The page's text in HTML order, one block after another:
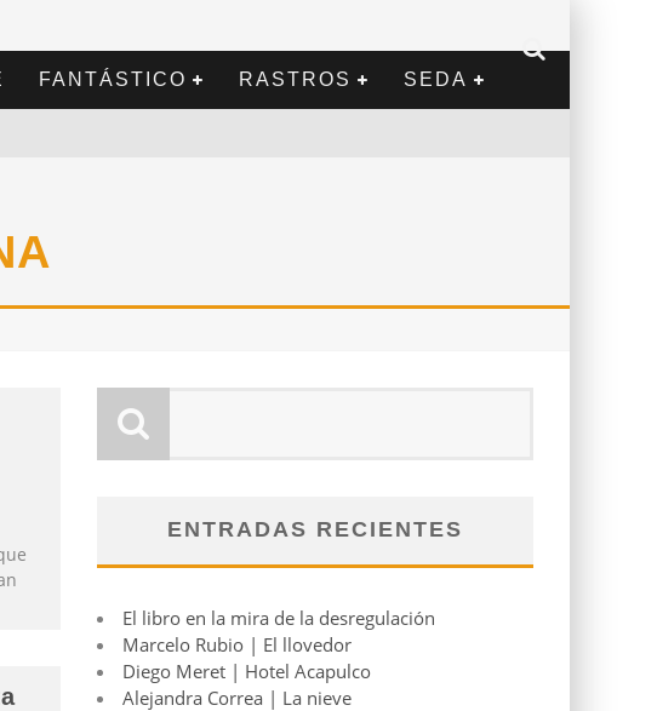
FANTÁSTICO RASTROS SEDA
ENTRADAS RECIENTES
El libro en la mira de la desregulación
Marcelo Rubio | El llovedor
Diego Meret | Hotel Acapulco
Alejandra Correa | La nieve